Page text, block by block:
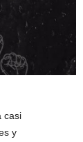
casi
y